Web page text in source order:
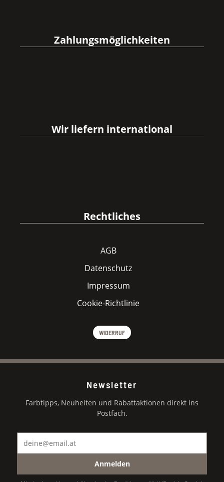
Zahlungsmöglichkeiten
Wir liefern international
Rechtliches
AGB
Datenschutz
Impressum
Cookie-Richtlinie
WIDERRUF
Newsletter
Farbtipps, Neuheiten und Rabattaktionen direkt ins
Postfach.
Anmelden